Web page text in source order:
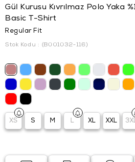
Gül Kurusu Kıvrılmaz Polo Yaka
Basic T-Shirt
Regular Fit
Stok Kodu (B001032-116)
XS S M L XL XXL